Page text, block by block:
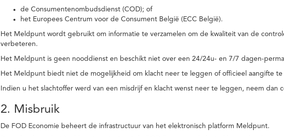
de Consumentenombudsdienst (COD); of
het Europees Centrum voor de Consument België (ECC België).
Het Meldpunt wordt gebruikt om informatie te verzamelen om de kwaliteit van de
verbeteren.
Het Meldpunt is geen nooddienst en beschikt niet over een 24/24u- en 7/7 dagen-
Het Meldpunt biedt niet de mogelijkheid om klacht neer te leggen of officieel aangifte
Indien u het slachtoffer werd van een misdrijf en klacht wenst neer te leggen, neem dan
2. Misbruik
De FOD Economie beheert de infrastructuur van het elektronisch platform Meldpunt.